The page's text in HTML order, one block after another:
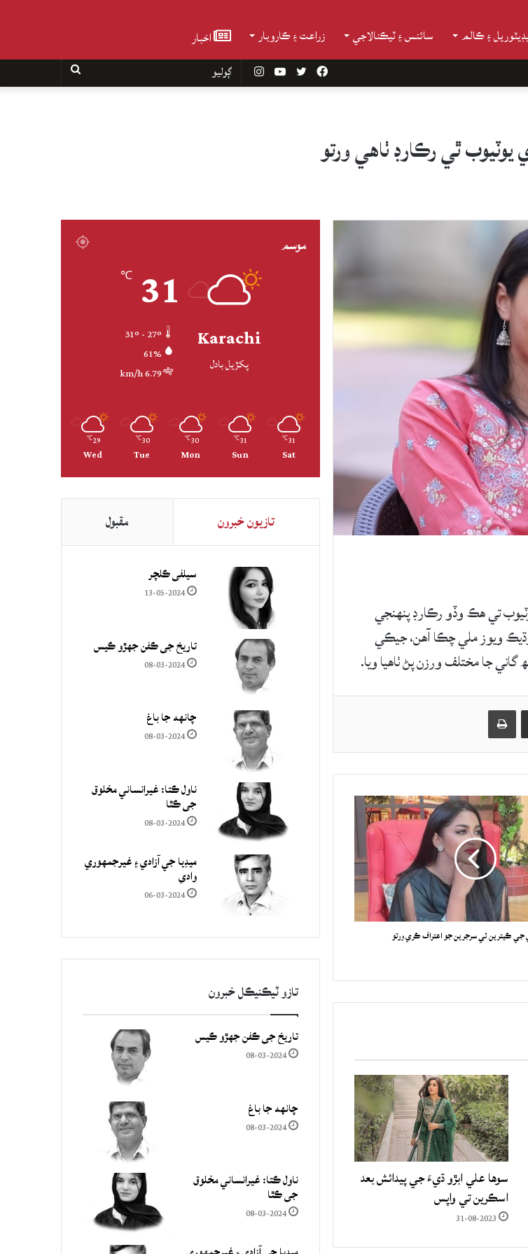
۽ ڪالم سائنس ۽ ٽيڪنالاجي زراعت ۽ ڪاروبار اخبار
InstagramYouTube Twitter
Facebook
ٿي رڪارڊ ٺاهي ورتو
تي هڪ وڏو رڪارڊ پنهنجي
ميڊيا مطابق پسوري کي هن وقت تائين 430 کان وڌيڪ ويوز ملي چڪا آهن، جيڪي
جا مختلف ورزن پڻ ٺاهيا ويا.
حصيداري ڪريو اي ميل ذريعي
جي ڪيترين ئي سرجرين جو اعتراف ڪري ورتو
سوها علي ابڙو ڌيءَ جي پيدائش بعد
اسڪرين تي واپس
31-08-2023
موسم
Karachi
پکڙيل بادل
31
℃
61%
6.79 km/h
31
℃
Sat
31
℃
Sun
30
℃
Mon
30
℃
Tue
29
℃
Wed
تازيون خبرون مقبول
سيلفي ڪلچر
13-05-2024
تاريخ جي ڪفن جھڙو ڪيس
08-03-2024
چانهه جا باغ
08-03-2024
ناول ڪتا: غيرانساني مخلوق
جي ڪٿا
08-03-2024
ميڊيا جي آزادي ۽ غيرجمھوري
وادي
06-03-2024
تازو ٽيڪنيڪل خبرون
تاريخ جي ڪفن جھڙو ڪيس
08-03-2024
چانهه جا باغ
08-03-2024
ناول ڪتا: غيرانساني مخلوق
جي ڪٿا
08-03-2024